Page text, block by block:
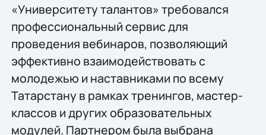
«Университету талантов» требовался
профессиональный сервис для
проведения вебинаров, позволяющий
эффективно взаимодействовать с
молодежью и наставниками по всему
Татарстану в рамках тренингов, мастер-
классов и других образовательных
модулей. Партнером была выбрана